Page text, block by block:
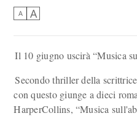
A A
Il 10 giugno uscirà “Musica
Secondo thriller della
con questo giunge a dieci
HarperCollins, “Musica